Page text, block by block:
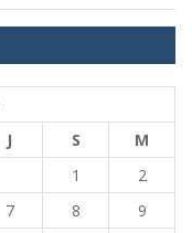
J S
M
1
2
7 8
9